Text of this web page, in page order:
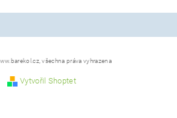
všechna práva vyhrazena
Vytvořil Shoptet